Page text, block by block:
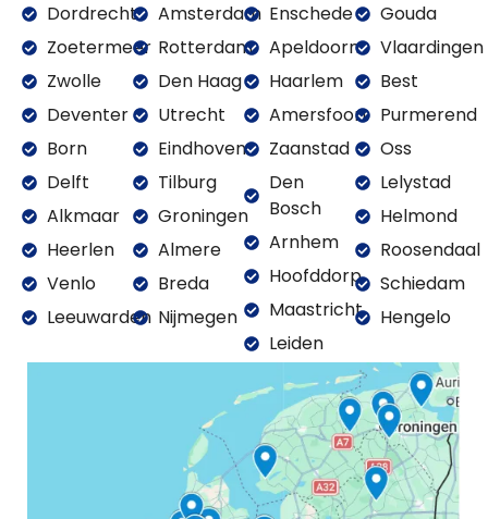
Dordrecht
Zoetermeer
Zwolle
Deventer
Born
Delft
Alkmaar
Heerlen
Venlo
Leeuwarden
Amsterdam
Rotterdam
Den Haag
Utrecht
Eindhoven
Tilburg
Groningen
Almere
Breda
Nijmegen
Enschede
Apeldoorn
Haarlem
Amersfoort
Zaanstad
Den
Bosch
Arnhem
Hoofddorp
Maastricht
Leiden
Gouda
Vlaardingen
Best
Purmerend
Oss
Lelystad
Helmond
Roosendaal
Schiedam
Hengelo